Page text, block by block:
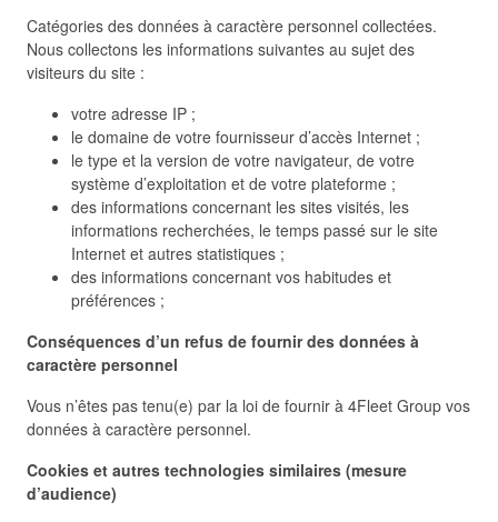
Catégories des données à caractère personnel collectées.
Nous collectons les informations suivantes au sujet des
visiteurs du site :
votre adresse IP ;
le domaine de votre fournisseur d’accès Internet ;
le type et la version de votre navigateur, de votre
système d’exploitation et de votre plateforme ;
des informations concernant les sites visités, les
informations recherchées, le temps passé sur le site
Internet et autres statistiques ;
des informations concernant vos habitudes et
préférences ;
Conséquences d’un refus de fournir des données à
caractère personnel
Vous n’êtes pas tenu(e) par la loi de fournir à 4Fleet Group vos
données à caractère personnel.
Cookies et autres technologies similaires (mesure
d’audience)